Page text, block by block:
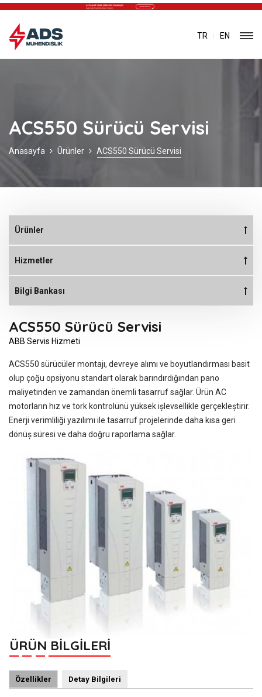
TR EN
ACS550 Sürücü Servisi
Anasayfa Ürünler ACS550 Sürücü Servisi
Ürünler
Hizmetler
Bilgi Bankası
ACS550 Sürücü Servisi
ABB Servis Hizmeti
ACS550 sürücüler montajı, devreye alımı ve boyutlandırması basit
olup çoğu opsiyonu standart olarak barındırdığından pano
maliyetinden ve zamandan önemli tasarruf sağlar. Ürün AC
motorların hız ve tork kontrolünü yüksek ișlevsellikle gerçekleștirir.
Enerji verimliliği yazılımı ile tasarruf projelerinde daha kısa geri
dönüș süresi ve daha doğru raporlama sağlar.
ÜRÜN BİLGİLERİ
Özellikler Detay Bilgileri